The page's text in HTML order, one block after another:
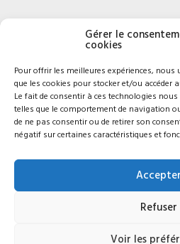
Gérer le
cookies
Pour offrir les meilleures expériences,
que les cookies pour stocker et/ou accéder
Le fait de consentir à ces technologies
telles que le comportement de navigation
de ne pas consentir ou de retirer son
négatif sur certaines caractéristiques et
Accepter
Refuser
Voir les
8800, 25e Avenue,Saint-
1K5
Politique de confidentialité
1 888 562-8477
Je veux postuler